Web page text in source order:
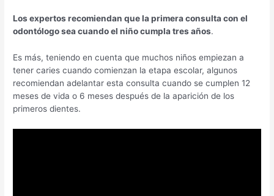
Los expertos recomiendan que la primera consulta con el
odontólogo sea cuando el niño cumpla tres años.
Es más, teniendo en cuenta que muchos niños empiezan a
tener caries cuando comienzan la etapa escolar, algunos
recomiendan adelantar esta consulta cuando se cumplen 12
meses de vida o 6 meses después de la aparición de los
primeros dientes.